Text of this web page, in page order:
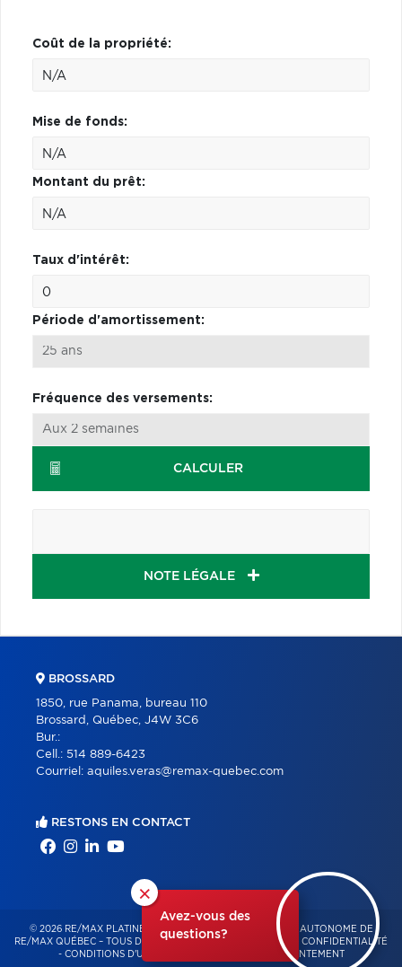
Coût de la propriété:
Mise de fonds:
Montant du prêt:
Taux d'intérêt:
Période d'amortissement:
Fréquence des versements:
CALCULER
NOTE LÉGALE
×
Avez-vous des
questions?
BROSSARD
1850, rue Panama, bureau 110
Brossard, Québec, J4W 3C6
Bur.:
Cell.: 514 889-6423
Courriel: aquiles.veras@remax-quebec.com
RESTONS EN CONTACT
© 2026 RE/MAX PLATINE – FRANCHISÉ INDÉPENDANT ET AUTONOME DE
RE/MAX QUÉBEC – TOUS DROITS RÉSERVÉS -
POLITIQUE DE CONFIDENTIALITÉ
- CONDITIONS D'UTILISATION GESTION DU CONSENTEMENT